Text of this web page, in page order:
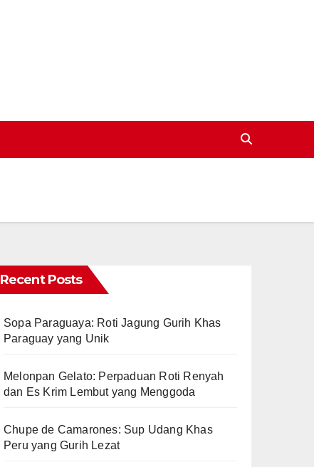
Recent Posts
Sopa Paraguaya: Roti Jagung Gurih Khas
Paraguay yang Unik
Melonpan Gelato: Perpaduan Roti Renyah
dan Es Krim Lembut yang Menggoda
Chupe de Camarones: Sup Udang Khas
Peru yang Gurih Lezat